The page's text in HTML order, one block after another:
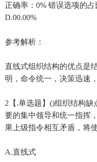
正确率：0% 错误选项的占
D.00.00%
参考解析：
直线式组织结构的优点是
明，命令统一，决策迅速
2【.单选题】()组织结构
要的集中领导和统一指挥
果上级指令相互矛盾，将
A.直线式